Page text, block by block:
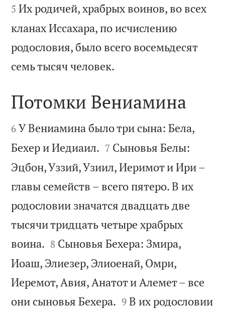
5 Их родичей, храбрых воинов, во всех
кланах Иссахара, по исчислению
родословия, было всего восемьдесят
семь тысяч человек.

Потомки Вениамина

6 У Вениамина было три сына: Бела,
Бехер и Иедиаил. 

7 Сыновья Белы:
Эцбон, Уззий, Узиил, Иеримот и Ири –
главы семейств – всего пятеро. В их
родословии значатся двадцать две
тысячи тридцать четыре храбрых
воина. 

8 Сыновья Бехера: Змира,
Иоаш, Элиезер, Элиоенай, Омри,
Иеремот, Авия, Анатот и Алемет – все
они сыновья Бехера. 

9 В их родословии